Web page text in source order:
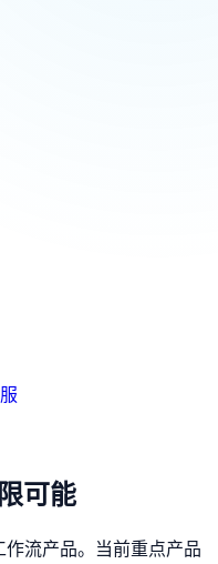
可能
流产品。当前重点产品